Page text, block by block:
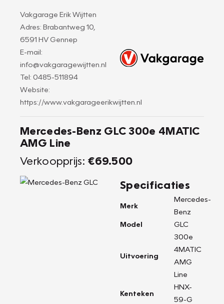
Vakgarage Erik Wijtten
Adres: Brabantweg 10,
6591 HV Gennep
E-mail:
info@vakgaragewijtten.nl
Tel: 0485-511894
Website:
https://www.vakgarageerikwijtten.nl
Mercedes-Benz GLC 300e 4MATIC
AMG Line
Verkoopprijs: €69.500
Specificaties
Merk
Mercedes-
Benz
Model
GLC
Uitvoering
300e
4MATIC
AMG
Line
Kenteken
HNX-
59-G